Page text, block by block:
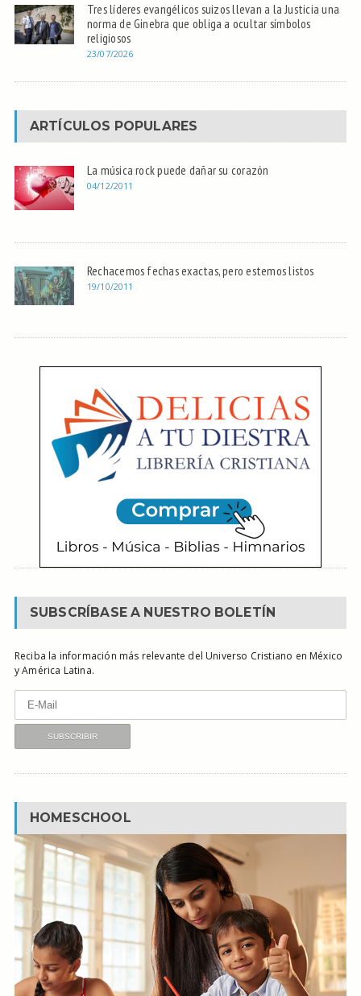
Tres líderes evangélicos suizos llevan a la Justicia una
norma de Ginebra que obliga a ocultar símbolos
religiosos
23/07/2026
ARTÍCULOS POPULARES
La música rock puede dañar su corazón
04/12/2011
Rechacemos fechas exactas, pero estemos listos
19/10/2011
SUBSCRÍBASE A NUESTRO BOLETÍN
Reciba la información más relevante del Universo Cristiano en México
y América Latina.
HOMESCHOOL